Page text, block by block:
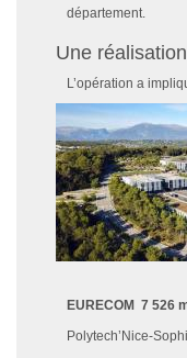
département.
Une
L’opération a
Image
EURECOM 7 526
Polytech’Nice-